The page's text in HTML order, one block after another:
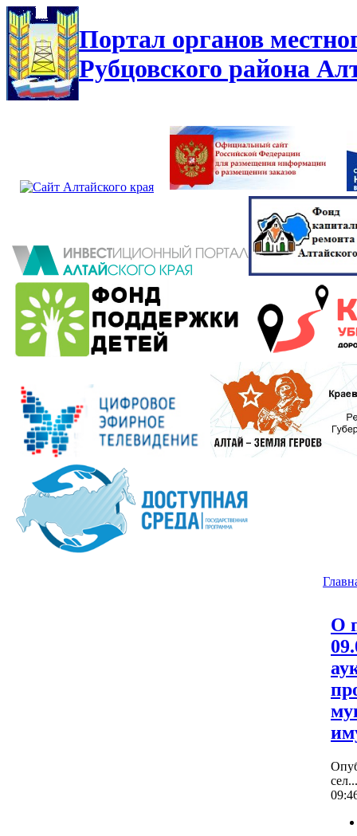
Портал органов
Рубцовского района
О
09/